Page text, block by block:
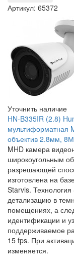
Артикул: 65372
Уточнить наличие
HN-B335IR (2.8)
мультиформатная
объектив 2.8мм,
MHD камера
широкоугольным
разрешающей
изготовлена на
Starvis. Технология
детализацию в
помещениях, а
идентификации и
поддерживаемое
15 fps. При
изменяется.